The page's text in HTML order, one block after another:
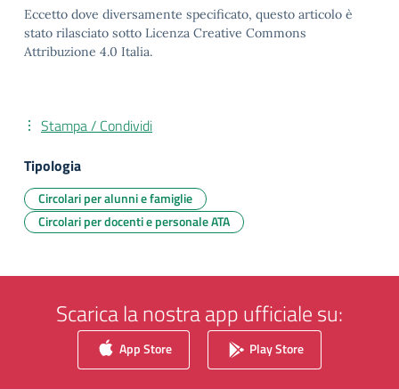
Eccetto dove diversamente specificato, questo articolo è
stato rilasciato sotto Licenza Creative Commons
Attribuzione 4.0 Italia.
Stampa / Condividi
Tipologia
Circolari per alunni e famiglie
Circolari per docenti e personale ATA
Scarica la nostra app ufficiale su:
App Store Play Store